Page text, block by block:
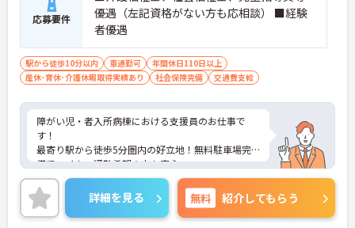
応募要件
優遇（左記資格がない方も応相談） ■経験
者優遇
駅から徒歩10分以内 車通勤可
年間休日110日以上
産休･育休･介護休暇取得実績あり
社会保険完備 交通費支給
障がい児・者入所病棟における支援員のお仕事で
す！
最寄り駅から徒歩5分圏内の好立地！無料駐車場完
備でマイカー通勤希望の方も安心。
年間休日120日！日勤帯のみのお仕事で残業少な
め！プライベートな時間も大切にできます。
ご興味ある方には、面接のポイントなど、さらに詳
細をお話致しますのでお気軽にご相談ください。
詳細を見る 無料 紹介してもらう